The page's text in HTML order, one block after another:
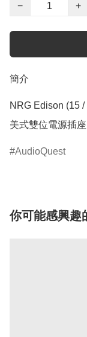
−
+
簡介
NRG Edison (15 /
AudioQuest
你可能感興趣